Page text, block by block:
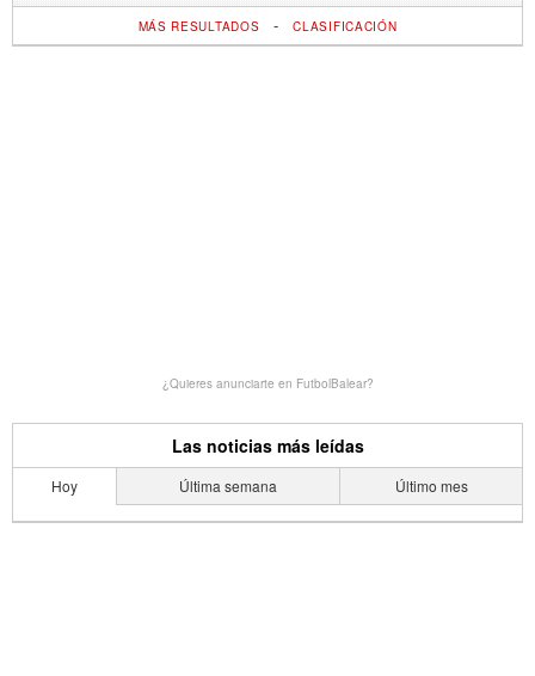
MÁS RESULTADOS -CLASIFICACIÓN
¿Quieres anunciarte en FutbolBalear?
Las noticias más leídas
Hoy Última semana Último mes